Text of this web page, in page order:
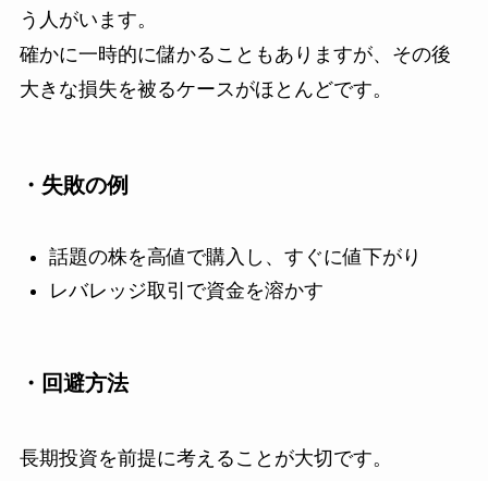
う人がいます。
確かに一時的に儲かることもありますが、その後
大きな損失を被るケースがほとんどです。
・失敗の例
話題の株を高値で購入し、すぐに値下がり
レバレッジ取引で資金を溶かす
・回避方法
長期投資を前提に考えることが大切です。